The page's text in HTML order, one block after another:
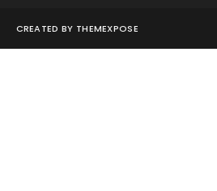
CREATED BY THEMEXPOSE